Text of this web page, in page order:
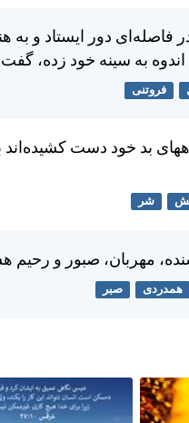
در فاصله‌ای دور ايستاد و
اندوه به سينه خود زده،
فروتنی
بد خود دست كشيده‌اند
شر
مهربان، صبور و رحيم
همدردی صبر